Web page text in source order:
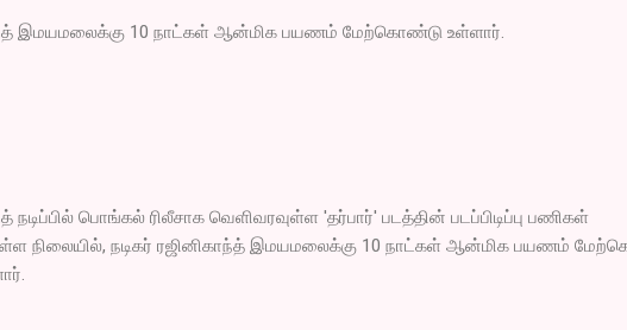
இமயமலைக்கு 10 நாட்கள் ஆன்மிக பயணம் மேற்கொண்டு உள்ளார்.
நடிப்பில் பொங்கல் ரிலீசாக வெளிவரவுள்ள 'தர்பார்' படத்தின் படப்பிடிப்பு பணிகள்
நிலையில், நடிகர் ரஜினிகாந்த் இமயமலைக்கு 10 நாட்கள் ஆன்மிக பயணம்